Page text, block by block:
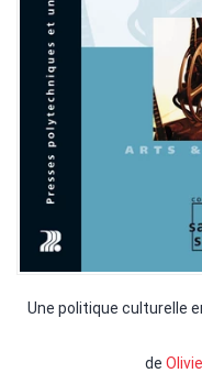
Une politique culturelle
de